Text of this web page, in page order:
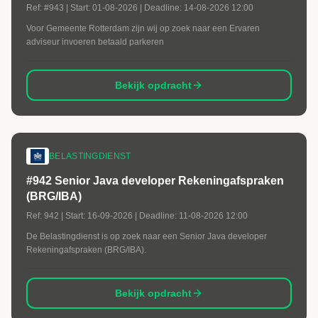
Ref: #943 | Start: 01-08-2026 | Deadline: 14-08-2026 12:00
Voor Gemeente Rotterdam zijn wij op zoek naar een Ervaren
adviseur invoeren betaald parkeren
Bekijk opdracht
BELASTINGDIENST
#942 Senior Java developer Rekeningafspraken
(BRG/IBA)
Ref: 942 | Start: 16-09-2026 | Deadline: 11-08-2026 12:00
De Belastingdienst is op zoek naar een Senior Java developer
Rekeningafspraken (BRG/IBA).
Bekijk opdracht